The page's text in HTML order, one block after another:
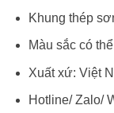
Khung thép
Màu sắc có
Xuất xứ: Việt
Hotline/ Zalo/